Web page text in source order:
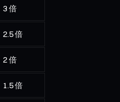
3 倍
2.5 倍
2 倍
1.5 倍